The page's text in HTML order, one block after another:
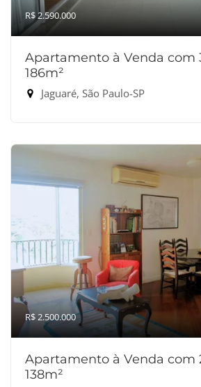
R$ 2.590.000
Apartamento à Venda com
186m²
Jaguaré, São Paulo-SP
R$ 2.500.000
Apartamento à Venda com
138m²